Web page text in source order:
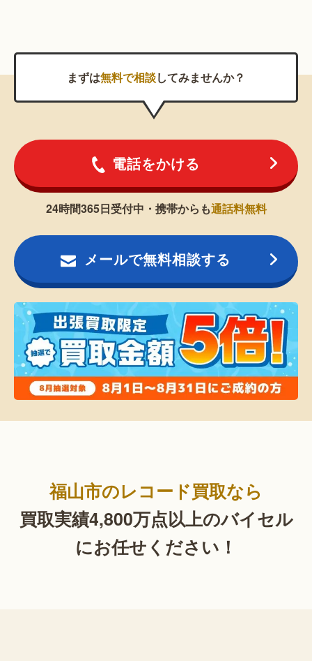
まずは無料で相談してみませんか？
電話をかける
24時間365日受付中・携帯からも通話料無料
メールで無料相談する
福山市のレコード買取なら
買取実績4,800万点以上のバイセル
にお任せください！